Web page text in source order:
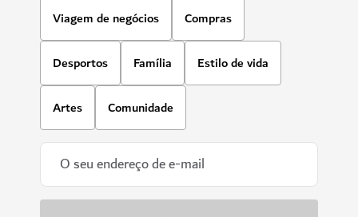
Viagem de negócios Compras
Desportos Família Estilo de vida
Artes Comunidade